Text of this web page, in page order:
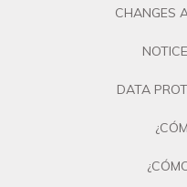
CHANGES
DATA